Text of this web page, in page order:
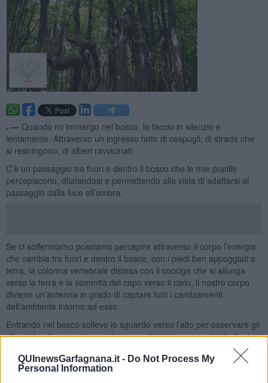
QUInewsGarfagnana.it - Do Not Process My
Personal Information
. — Quando mi immergo nel bosco, lo faccio in silenzio e
lentamente. Attraverso un ingresso fatto di cespugli, di strade che
si restringono, di alberi ravvicinati.
C’è un passaggio tra fuori e dentro il bosco che le mie pupille
percepiscono, dilatandosi e permettendo alla vista di adattarsi al
passaggio dalla luce all’ombra.
Se ci soffermiamo possiamo percepire attraverso il corpo l’energia
che cambia tra fuori e dentro il bosco, con i piedi ben appoggiati a
terra, la colonna vertebrale distesa con il coccige che si allunga
verso la terra e la sommità del capo verso il cielo, il nostro corpo
diviene un’antenna in grado di captare tutti i cambiamenti
dell’ambiente intorno ad esso.
Entrando nel bosco sollevo lo sguardo verso l’alto per osservare gli
alberi che dimorano in questa casa, più mi immergo più gli alberi si
fanno alti per raggiungere la luce del sole. E dal sole raccolgono
l’energia per nutrirsi, rafforzarsi e crescere. Quel tronco allungato,
apparentemente immobile mi chiama. Mi avvicino piano piano e